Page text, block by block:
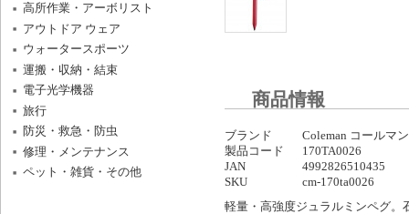
商品情報
ブランド
Coleman コールマン
製品コード
170TA0026
JAN
4992826510435
SKU
cm-170ta0026
軽量・高強度ジュラルミンペグ。
高所作業・アーボリスト
アウトドア ウェア
ウォータースポーツ
運搬・収納・結束
電子光学機器
旅行
防災・救急・防虫
修理・メンテナンス
ペット・雑貨・その他